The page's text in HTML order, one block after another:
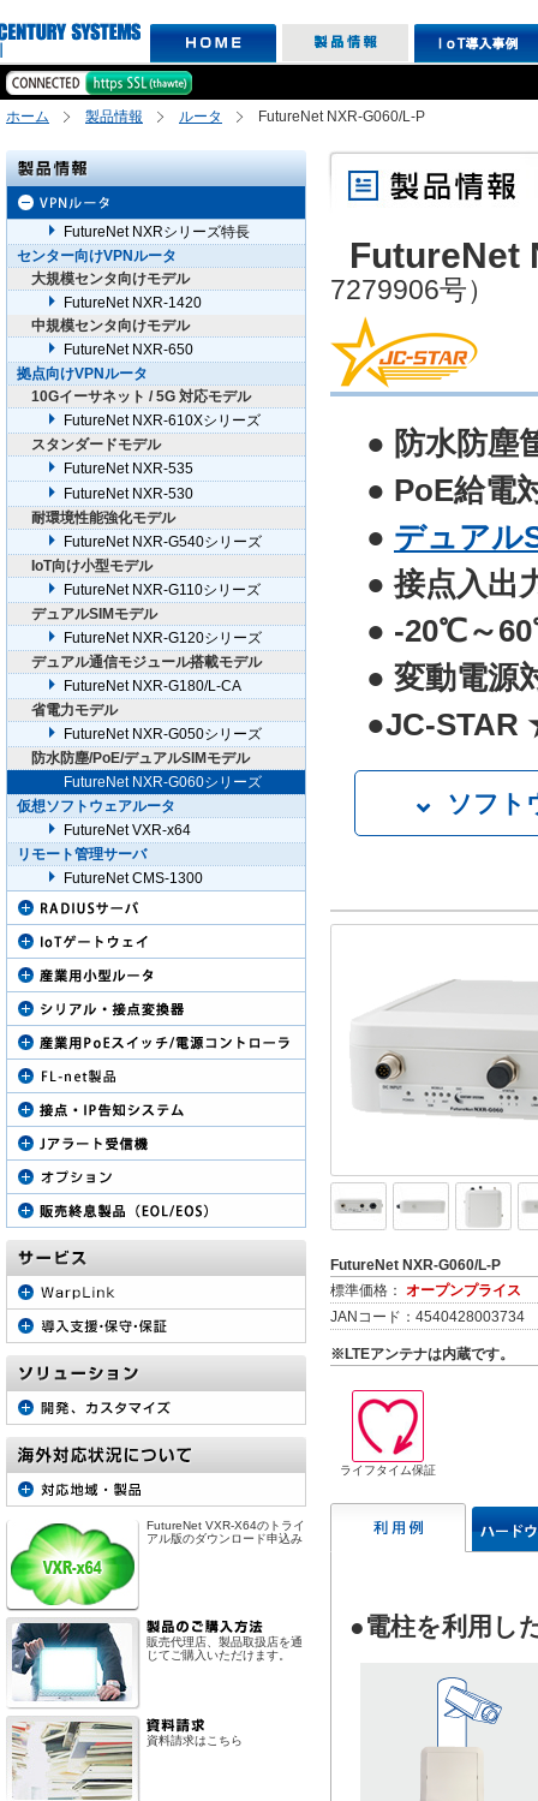
ホーム 製品情報 ルータ FutureNet NXR-G060/L-P
FutureNet
7279906号）
● 防水防塵
● PoE給電
● デュアル
● 接点入出
● -20℃～
● 変動電源
●JC-STAR
ソフト
NGNにおける
OCNバーチャルコ
L2TPv3機能
電源OFF時でもシ
REST API対応
サービスプロバイ
Config自動取得
地域BWA対応
FutureNet NXR-G060/L-P
標準価格： オープンプライス
JANコード：4540428003734
※LTEアンテナは内蔵です。
ライフタイム保証
●電柱を利用し
FutureNet NXRシリーズ特長
センター向けVPNルータ
大規模センタ向けモデル
FutureNet NXR-1420
中規模センタ向けモデル
FutureNet NXR-650
拠点向けVPNルータ
10Gイーサネット / 5G 対応モデル
FutureNet NXR-610Xシリーズ
スタンダードモデル
FutureNet NXR-535
FutureNet NXR-530
耐環境性能強化モデル
FutureNet NXR-G540シリーズ
IoT向け小型モデル
FutureNet NXR-G110シリーズ
デュアルSIMモデル
FutureNet NXR-G120シリーズ
デュアル通信モジュール搭載モデル
FutureNet NXR-G180/L-CA
省電力モデル
FutureNet NXR-G050シリーズ
防水防塵/PoE/デュアルSIMモデル
FutureNet NXR-G060シリーズ
仮想ソフトウェアルータ
FutureNet VXR-x64
リモート管理サーバ
FutureNet CMS-1300
FutureNet VXR-X64のトライ
アル版のダウンロード申込み
販売代理店、製品取扱店を通
じてご購入いただけます。
資料請求はこちら